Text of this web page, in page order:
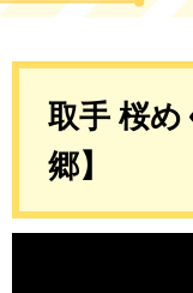
取手 桜
郷】